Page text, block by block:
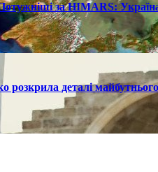
за HIMARS:
деталі майбутнього